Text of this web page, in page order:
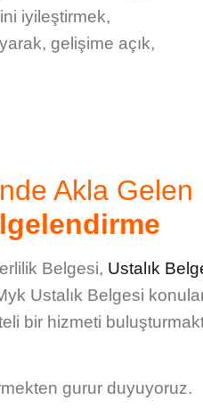
iyileştirmek,
gelişime açık,
Akla Gelen
Belgesi, Ustalık
Ustalık Belgesi
bir hizmeti
gurur duyuyoruz.